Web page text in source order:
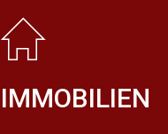
IMMOBILIEN